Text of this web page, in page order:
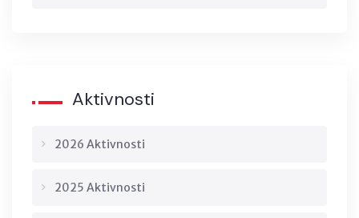
Aktivnosti
2026 Aktivnosti
2025 Aktivnosti